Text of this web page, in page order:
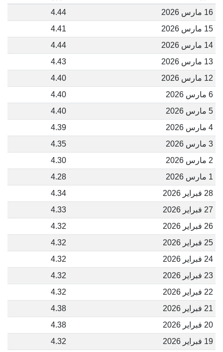
16 مارس 2026
4.44
15 مارس 2026
4.41
14 مارس 2026
4.44
13 مارس 2026
4.43
12 مارس 2026
4.40
6 مارس 2026
4.40
5 مارس 2026
4.40
4 مارس 2026
4.39
3 مارس 2026
4.35
2 مارس 2026
4.30
1 مارس 2026
4.28
28 فبراير 2026
4.34
27 فبراير 2026
4.33
26 فبراير 2026
4.32
25 فبراير 2026
4.32
24 فبراير 2026
4.32
23 فبراير 2026
4.32
22 فبراير 2026
4.32
21 فبراير 2026
4.38
20 فبراير 2026
4.38
19 فبراير 2026
4.32